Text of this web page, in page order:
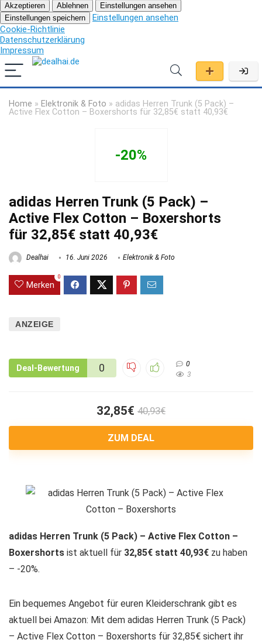
Akzeptieren Ablehnen
Einstellungen ansehen
Einstellungen speichern
Einstellungen ansehen
Cookie-Richtlinie
Datenschutzerklärung
Impressum
Home » Elektronik & Foto » adidas Herren Trunk (5 Pack) –
Active Flex Cotton – Boxershorts für 32,85€ statt 40,93€
-20%
adidas Herren Trunk (5 Pack) –
Active Flex Cotton – Boxershorts
für 32,85€ statt 40,93€
Dealhai 16. Juni 2026 Elektronik & Foto
Merken
0
ANZEIGE
Deal-Bewertung 0
0
3
32,85€ 40,93€
ZUM DEAL
adidas Herren Trunk (5 Pack) – Active Flex Cotton –
Boxershorts ist aktuell für 32,85€ statt 40,93€ zu haben
– -20%.
Ein bequemes Angebot für euren Kleiderschrank gibt es
aktuell bei Amazon: Mit dem adidas Herren Trunk (5 Pack)
– Active Flex Cotton – Boxershorts für 32,85€ sichert ihr